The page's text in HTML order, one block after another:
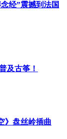
经”震撼到法国
及古筝！
》盘丝岭插曲